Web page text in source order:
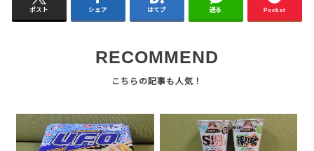
ポスト シェア はてブ 送る Pocket
RECOMMEND